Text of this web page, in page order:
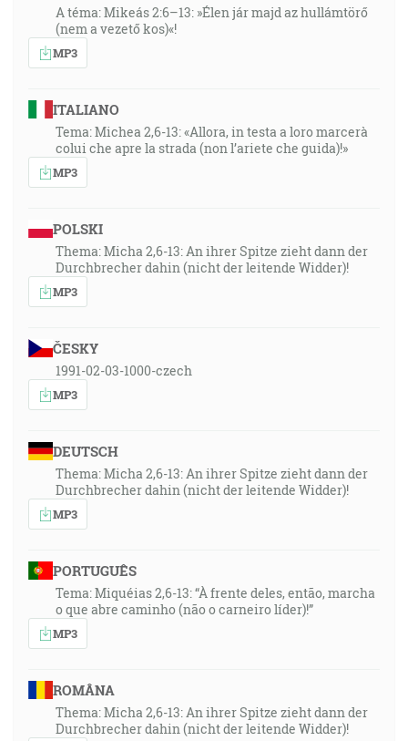
A téma: Mikeás 2:6–13: »Élen jár majd az hullámtörő
(nem a vezető kos)«!
MP3
ITALIANO
Tema: Michea 2,6-13: «Allora, in testa a loro marcerà
colui che apre la strada (non l’ariete che guida)!»
MP3
POLSKI
Thema: Micha 2,6-13: An ihrer Spitze zieht dann der
Durchbrecher dahin (nicht der leitende Widder)!
MP3
ČESKY
1991-02-03-1000-czech
MP3
DEUTSCH
Thema: Micha 2,6-13: An ihrer Spitze zieht dann der
Durchbrecher dahin (nicht der leitende Widder)!
MP3
PORTUGUÊS
Tema: Miquéias 2,6-13: “À frente deles, então, marcha
o que abre caminho (não o carneiro líder)!”
MP3
ROMÂNA
Thema: Micha 2,6-13: An ihrer Spitze zieht dann der
Durchbrecher dahin (nicht der leitende Widder)!